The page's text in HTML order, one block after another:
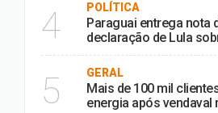
4 POLÍTICA
Paraguai entrega nota
declaração de Lula
5 GERAL
Mais de 100 mil
energia após vendaval